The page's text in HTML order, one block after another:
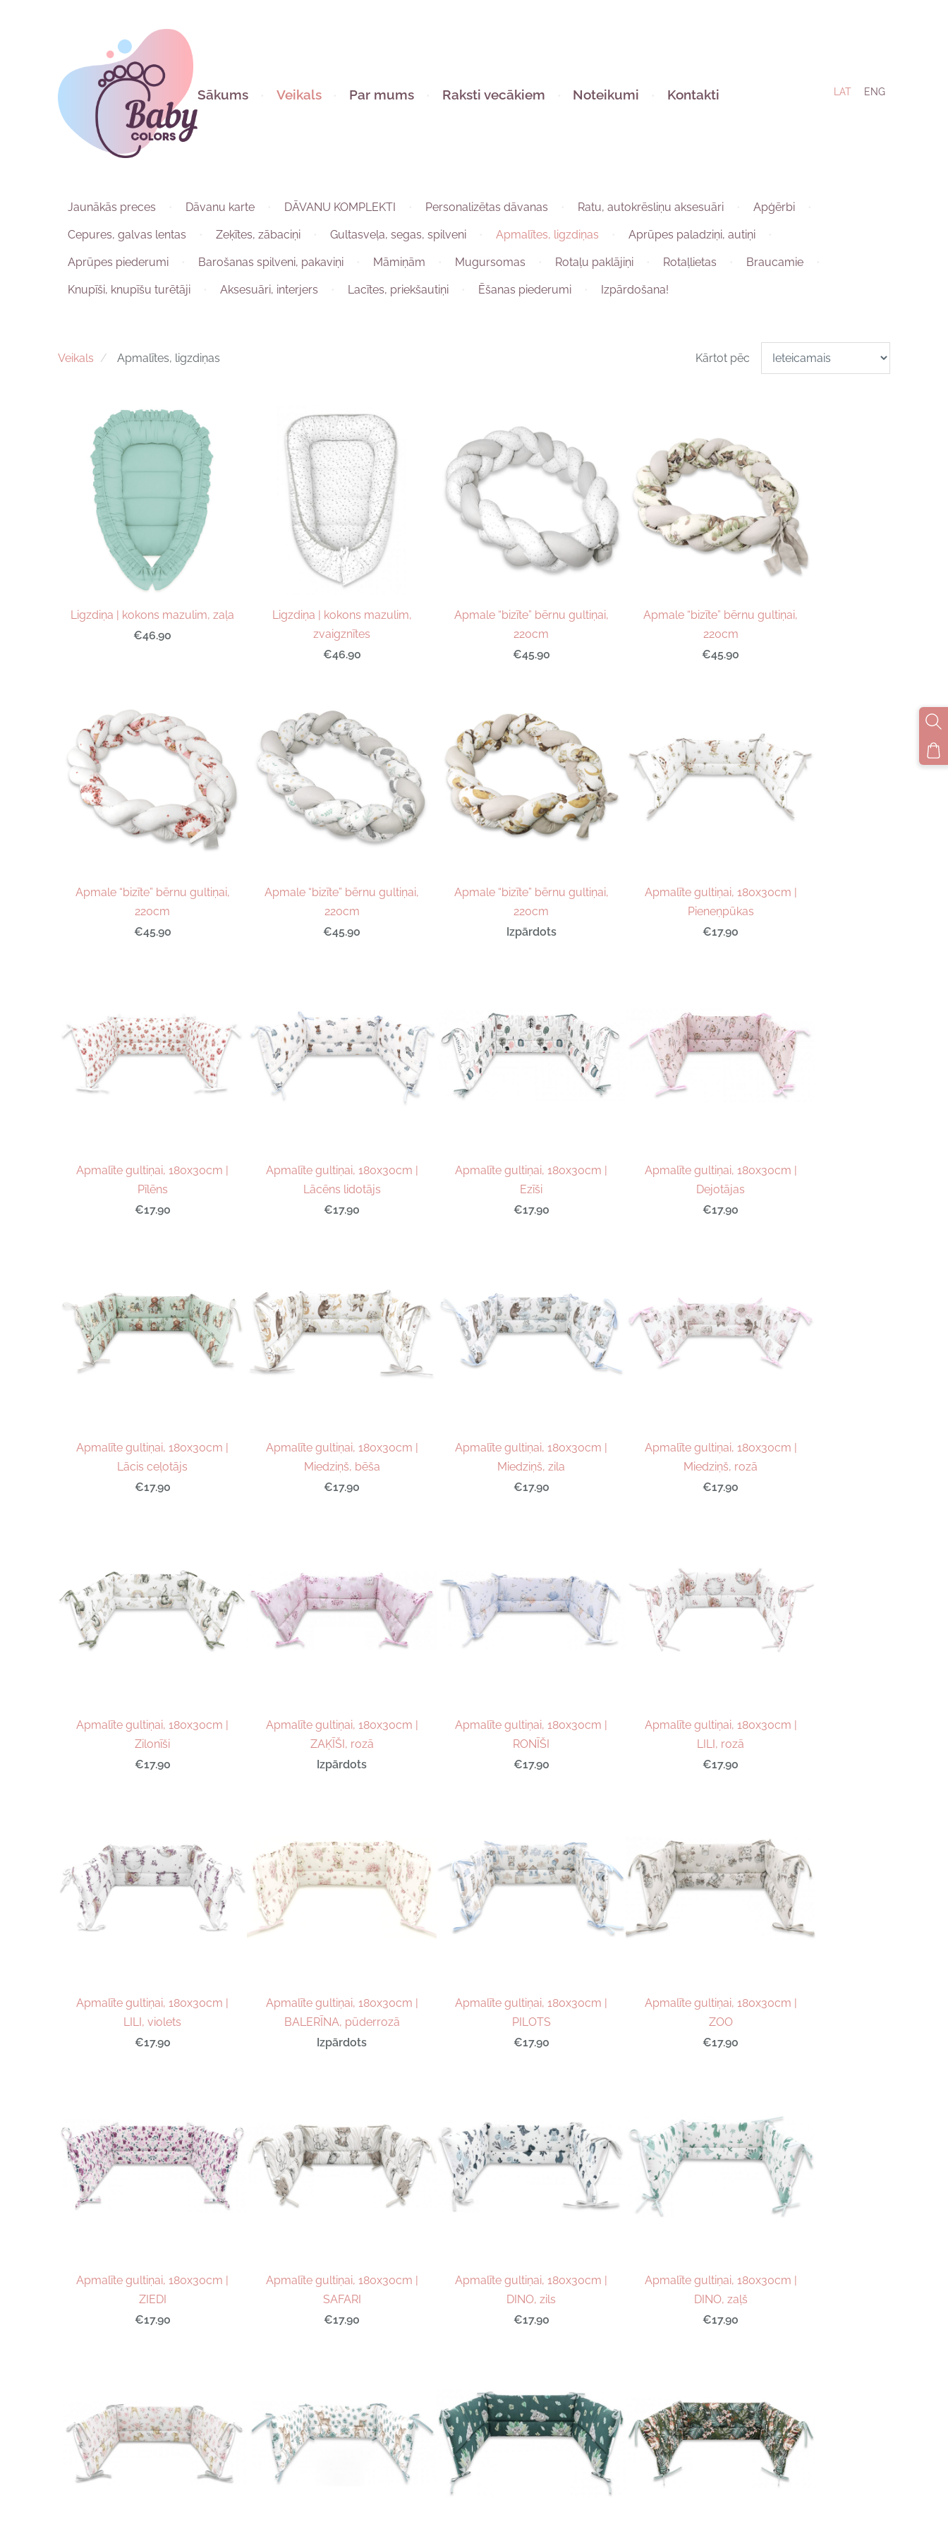
Sākums Veikals Par mums Raksti vecākiem Noteikumi Kontakti LAT ENG
Jaunākās preces Dāvanu karte DĀVANU KOMPLEKTI Personalizētas dāvanas Ratu, autokrēsliņu aksesuāri Apģērbi
Cepures, galvas lentas Zeķītes, zābaciņi Gultasveļa, segas, spilveni Apmalītes, ligzdiņas Aprūpes paladziņi, autiņi
Aprūpes piederumi Barošanas spilveni, pakaviņi Māmiņām Mugursomas Rotaļu paklājiņi Rotaļlietas Braucamie
Knupīši, knupīšu turētāji Aksesuāri, interjers Lacītes, priekšautiņi Ēšanas piederumi Izpārdošana!
Veikals Apmalītes, ligzdiņas Kārtot pēc
Ligzdiņa | kokons mazulim, zaļa
€46.90
Ligzdiņa | kokons mazulim,
zvaigznītes
€46.90
Apmale “bizīte” bērnu gultiņai,
220cm
€45.90
Apmale “bizīte” bērnu gultiņai,
220cm
€45.90
Apmale “bizīte” bērnu gultiņai,
220cm
€45.90
Apmale “bizīte” bērnu gultiņai,
220cm
€45.90
Apmale “bizīte” bērnu gultiņai,
220cm
Izpārdots
Apmalīte gultiņai, 180x30cm |
Pieneņpūkas
€17.90
Apmalīte gultiņai, 180x30cm |
Pīlēns
€17.90
Apmalīte gultiņai, 180x30cm |
Lācēns lidotājs
€17.90
Apmalīte gultiņai, 180x30cm |
Ezīši
€17.90
Apmalīte gultiņai, 180x30cm |
Dejotājas
€17.90
Apmalīte gultiņai, 180x30cm |
Lācis ceļotājs
€17.90
Apmalīte gultiņai, 180x30cm |
Miedziņš, bēša
€17.90
Apmalīte gultiņai, 180x30cm |
Miedziņš, zila
€17.90
Apmalīte gultiņai, 180x30cm |
Miedziņš, rozā
€17.90
Apmalīte gultiņai, 180x30cm |
Zilonīši
€17.90
Apmalīte gultiņai, 180x30cm |
ZAĶĪŠI, rozā
Izpārdots
Apmalīte gultiņai, 180x30cm |
RONĪŠI
€17.90
Apmalīte gultiņai, 180x30cm |
LILI, rozā
€17.90
Apmalīte gultiņai, 180x30cm |
LILI, violets
€17.90
Apmalīte gultiņai, 180x30cm |
BALERĪNA, pūderrozā
Izpārdots
Apmalīte gultiņai, 180x30cm |
PILOTS
€17.90
Apmalīte gultiņai, 180x30cm |
ZOO
€17.90
Apmalīte gultiņai, 180x30cm |
ZIEDI
€17.90
Apmalīte gultiņai, 180x30cm |
SAFARI
€17.90
Apmalīte gultiņai, 180x30cm |
DINO, zils
€17.90
Apmalīte gultiņai, 180x30cm |
DINO, zaļš
€17.90